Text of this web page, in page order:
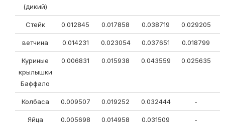
(дикий)
Стейк 0.012845 0.017858 0.038719 0.029205
ветчина 0.014231 0.023054 0.037651 0.018799
Куриные
крылышки
Баффало
0.006831 0.015938 0.043559 0.025635
Колбаса 0.009507 0.019252 0.032444 -
Яйца 0.005698 0.014958 0.031509 -